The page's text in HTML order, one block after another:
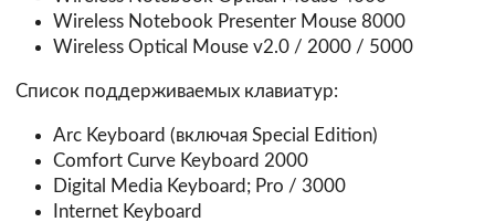
Wireless Notebook Presenter Mouse 8000
Wireless Optical Mouse v2.0 / 2000 / 5000
Список поддерживаемых клавиатур:
Arc Keyboard (включая Special Edition)
Comfort Curve Keyboard 2000
Digital Media Keyboard; Pro / 3000
Internet Keyboard